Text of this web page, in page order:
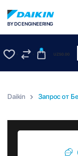
BY DC ENGINEERING
0
UZS0.00
Daikin Запрос от